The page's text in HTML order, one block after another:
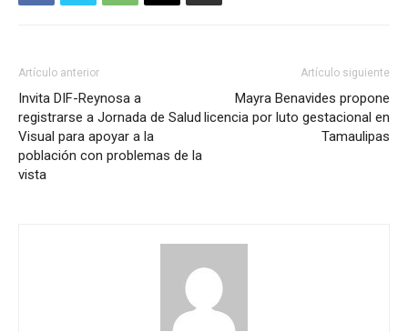
Artículo anterior
Invita DIF-Reynosa a
registrarse a Jornada de Salud
Visual para apoyar a la
población con problemas de la
vista
Artículo siguiente
Mayra Benavides propone
licencia por luto gestacional en
Tamaulipas